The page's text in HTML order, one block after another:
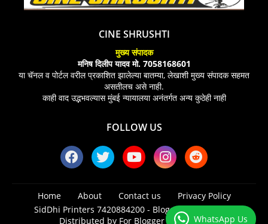
CINE SHRUSHTI
मुख्य संपादक
मनिष दिलीप यादव मो. 7058168601
या चॅनल व पोर्टल वरील प्रकाशित झालेल्या बातम्या, लेखाशी मुख्य संपादक सहमत
असतीलच असे नाही.
काही वाद उद्भभवल्यास मुंबई न्यायालया अनंतर्गत अन्य कुठेही नाही
FOLLOW US
Home About Contact us
Privacy Policy
SidDhi Printers 7420884200 - Blogger Templates|
Distributed by For Blogger TemplatesWhatsApp Us